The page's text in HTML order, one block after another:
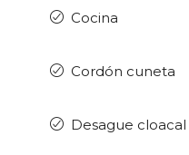
Cocina
Cordón cuneta
Desague cloacal